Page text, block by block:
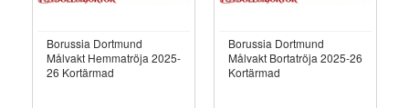
Borussia Dortmund
Målvakt Hemmatröja 2025-
26 Kortärmad
Borussia Dortmund
Målvakt Bortatröja 2025-26
Kortärmad